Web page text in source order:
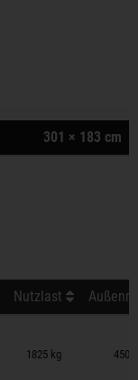
301 × 183 cm
Nutzlast
1825 kg 450